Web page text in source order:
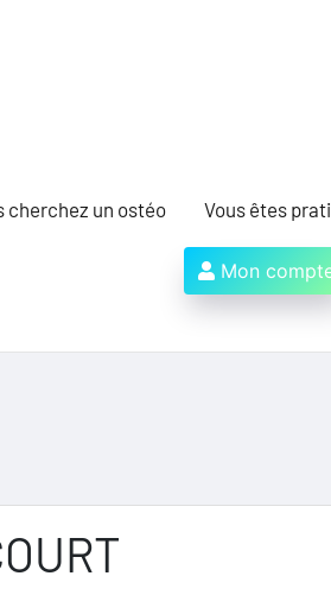
cherchez un ostéo Vous êtes
Mon